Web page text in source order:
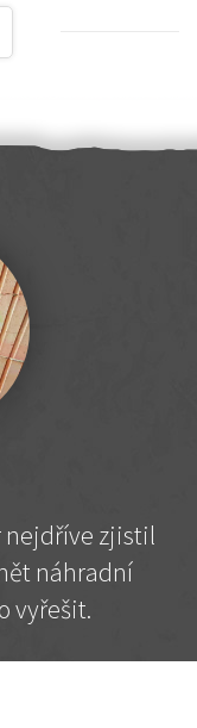
nejdříve zjistil
náhradní
vyřešit.